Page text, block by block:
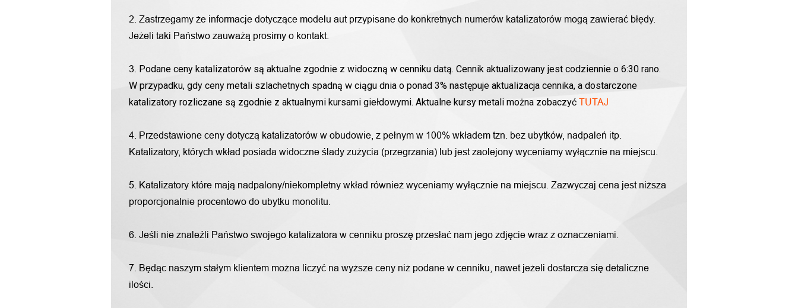
2. Zastrzegamy że informacje dotyczące modelu aut przypisane do konkretnych numerów katalizatorów mogą zawierać błędy.
Jeżeli taki Państwo zauważą prosimy o kontakt.
3. Podane ceny katalizatorów są aktualne zgodnie z widoczną w cenniku datą. Cennik aktualizowany jest codziennie o 6:30 rano.
W przypadku, gdy ceny metali szlachetnych spadną w ciągu dnia o ponad 3% następuje aktualizacja cennika, a dostarczone
katalizatory rozliczane są zgodnie z aktualnymi kursami giełdowymi. Aktualne kursy metali można zobaczyć TUTAJ
4. Przedstawione ceny dotyczą katalizatorów w obudowie, z pełnym w 100% wkładem tzn. bez ubytków, nadpaleń itp.
Katalizatory, których wkład posiada widoczne ślady zużycia (przegrzania) lub jest zaolejony wyceniamy wyłącznie na miejscu.
5. Katalizatory które mają nadpalony/niekompletny wkład również wyceniamy wyłącznie na miejscu. Zazwyczaj cena jest niższa
proporcjonalnie procentowo do ubytku monolitu.
6. Jeśli nie znaleźli Państwo swojego katalizatora w cenniku proszę przesłać nam jego zdjęcie wraz z oznaczeniami.
7. Będąc naszym stałym klientem można liczyć na wyższe ceny niż podane w cenniku, nawet jeżeli dostarcza się detaliczne
ilości.